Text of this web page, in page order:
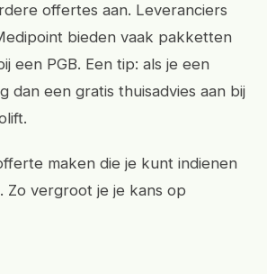
offertes aan. Leveranciers
bieden vaak pakketten
een PGB. Een tip: als je een
dan een gratis thuisadvies aan bij
maken die je kunt indienen
Zo vergroot je je kans op